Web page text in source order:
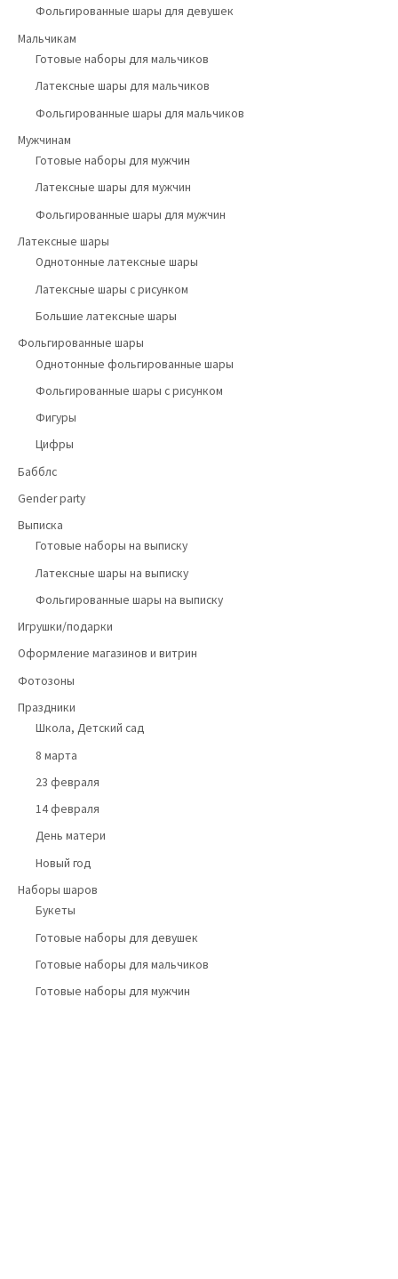
Фольгированные шары для девушек
Мальчикам
Готовые наборы для мальчиков
Латексные шары для мальчиков
Фольгированные шары для мальчиков
Мужчинам
Готовые наборы для мужчин
Латексные шары для мужчин
Фольгированные шары для мужчин
Латексные шары
Однотонные латексные шары
Латексные шары с рисунком
Большие латексные шары
Фольгированные шары
Однотонные фольгированные шары
Фольгированные шары с рисунком
Фигуры
Цифры
Бабблс
Gender party
Выписка
Готовые наборы на выписку
Латексные шары на выписку
Фольгированные шары на выписку
Игрушки/подарки
Оформление магазинов и витрин
Фотозоны
Праздники
Школа, Детский сад
8 марта
23 февраля
14 февраля
День матери
Новый год
Наборы шаров
Букеты
Готовые наборы для девушек
Готовые наборы для мальчиков
Готовые наборы для мужчин